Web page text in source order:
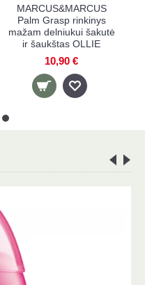
MARCUS&MARCUS
Palm Grasp rinkinys
mažam delniukui šakutė
ir šaukštas OLLIE
10,90 €